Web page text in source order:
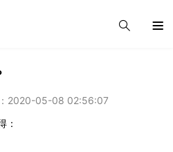
2020-05-08 02:56:07
：